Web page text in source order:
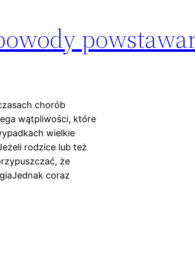
chorób
wątpliwości, które
wielkie
rodzice lub też
że
coraz